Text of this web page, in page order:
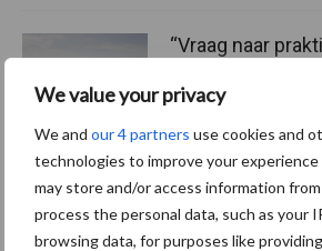
We value your privacy
We and our 4 partners use cookies and
technologies to improve your
may store and/or access information
process the personal data, such as your
browsing data, for purposes like
“Vraag naar
Polen groter dan
Themapagina's